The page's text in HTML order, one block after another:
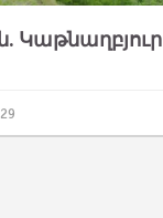
Կաթնաղբյուր